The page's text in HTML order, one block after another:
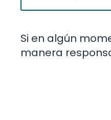
Si en algún
manera